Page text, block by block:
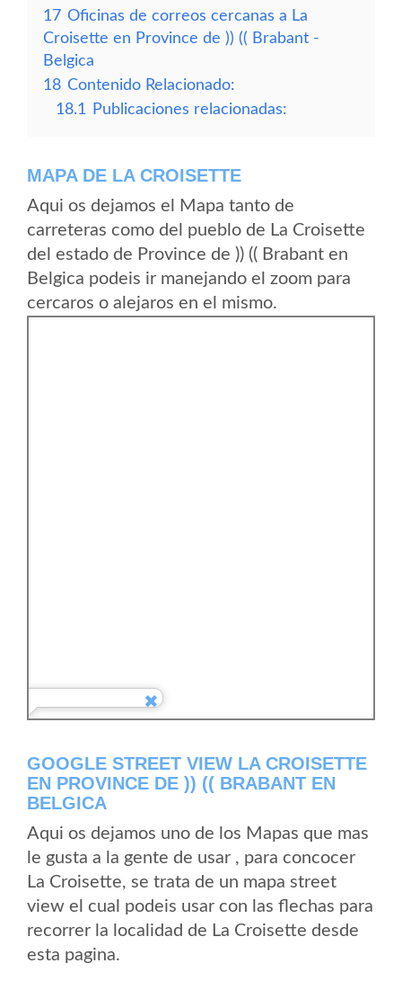
17 Oficinas de correos cercanas a La
Croisette en Province de )) (( Brabant -
Belgica
18 Contenido Relacionado:
18.1
Publicaciones relacionadas:
MAPA DE LA CROISETTE
Aqui os dejamos el Mapa tanto de
carreteras como del pueblo de La Croisette
del estado de Province de )) (( Brabant en
Belgica podeis ir manejando el zoom para
cercaros o alejaros en el mismo.
GOOGLE STREET VIEW LA CROISETTE
EN PROVINCE DE )) (( BRABANT EN
BELGICA
Aqui os dejamos uno de los Mapas que mas
le gusta a la gente de usar , para concocer
La Croisette, se trata de un mapa street
view el cual podeis usar con las flechas para
recorrer la localidad de La Croisette desde
esta pagina.